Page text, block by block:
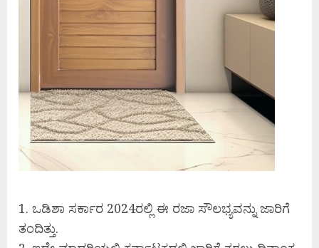
1. ಒಡಿಶಾ ಸರ್ಕಾರ 2024ರಲ್ಲಿ ಈ ರಜಾ ಸೌಲಭ್ಯವನ್ನು ಜಾರಿಗೆ
ತಂದಿತ್ತು.